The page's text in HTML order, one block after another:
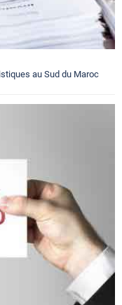
au Sud du Maroc